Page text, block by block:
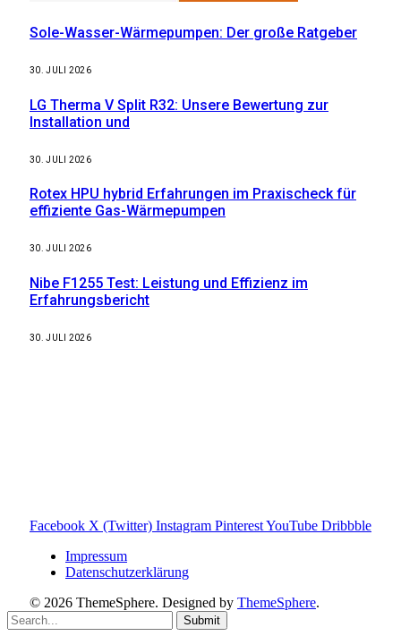
Sole-Wasser-Wärmepumpen: Der große Ratgeber
30. JULI 2026
LG Therma V Split R32: Unsere Bewertung zur
Installation und
30. JULI 2026
Rotex HPU hybrid Erfahrungen im Praxischeck für
effiziente Gas-Wärmepumpen
30. JULI 2026
Nibe F1255 Test: Leistung und Effizienz im
Erfahrungsbericht
30. JULI 2026
Facebook X (Twitter) Instagram PinterestYouTube Dribbble
Impressum
Datenschutzerklärung
© 2026 ThemeSphere. Designed by ThemeSphere.
Submit